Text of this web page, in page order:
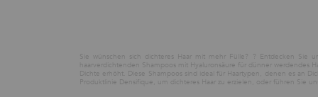
Sie wünschen sich dichteres Haar mit mehr Fülle? ? Entdecken Sie
haarverdichtenden Shampoos mit Hyaluronsäure für dünner werdendes
Dichte erhöht. Diese Shampoos sind ideal für Haartypen, denen es an
Produktlinie Densifique, um dichteres Haar zu erzielen, oder führen Sie